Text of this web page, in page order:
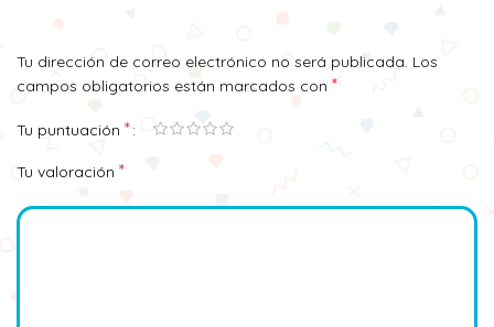
Tu dirección de correo electrónico no será publicada. Los
campos obligatorios están marcados con *
Tu puntuación *
Tu valoración *